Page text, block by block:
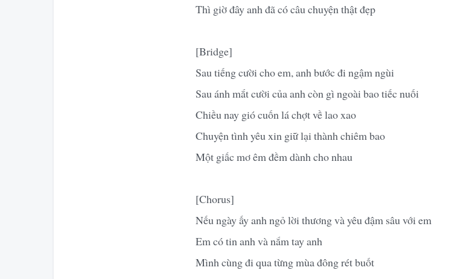
Thì giờ đây anh đã có câu chuyện thật đẹp
[Bridge]
Sau tiếng cười cho em, anh bước đi ngậm ngùi
Sau ánh mắt cười của anh còn gì ngoài bao tiếc nuối
Chiều nay gió cuốn lá chợt về lao xao
Chuyện tình yêu xin giữ lại thành chiêm bao
Một giấc mơ êm đềm dành cho nhau
[Chorus]
Nếu ngày ấy anh ngỏ lời thương và yêu đậm sâu với em
Em có tin anh và nắm tay anh
Mình cùng đi qua từng mùa đông rét buốt